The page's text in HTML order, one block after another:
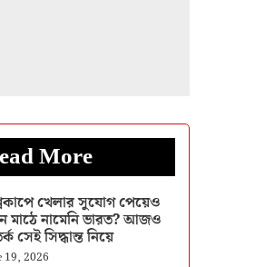
More
খেলার সুযোগ পেয়েও
মাঠে নামেনি ভারত? আজও
সেই সিদ্ধান্ত নিয়ে
19, 2026